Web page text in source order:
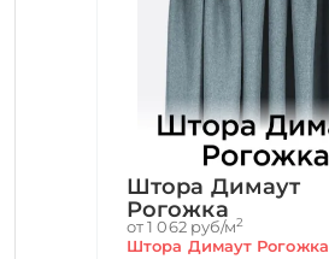
Штора Димаут
Рогожка
от 1 062 руб/м2
Штора Димаут Рогожка